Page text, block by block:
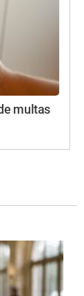
multas